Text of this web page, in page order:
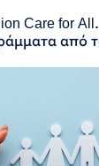
Care for
από